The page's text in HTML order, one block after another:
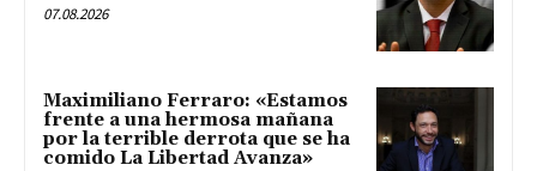
07.08.2026
Maximiliano Ferraro: «Estamos
frente a una hermosa mañana
por la terrible derrota que se ha
comido La Libertad Avanza»